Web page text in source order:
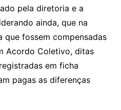
pela diretoria e a
ainda, que na
que fossem compensadas
Acordo Coletivo, ditas
em ficha
pagas as diferenças